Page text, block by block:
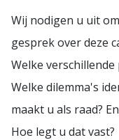
Wij nodigen u uit
gesprek over deze
Welke
Welke dilemma's
maakt u als raad?
Hoe legt u dat vast?